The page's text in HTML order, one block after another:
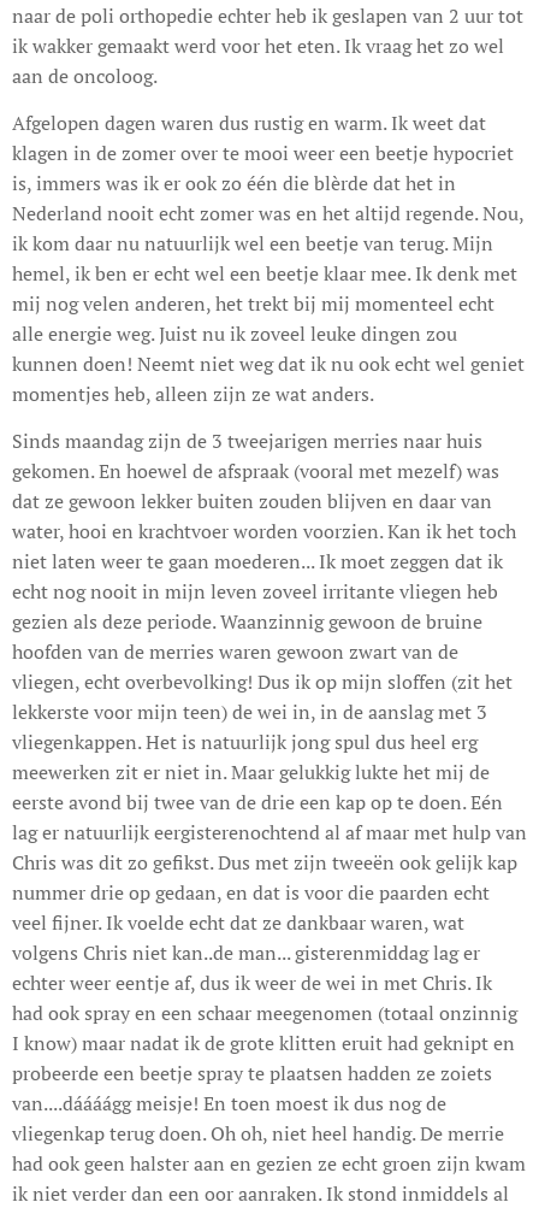
naar de poli orthopedie echter heb ik geslapen van 2 uur tot
ik wakker gemaakt werd voor het eten. Ik vraag het zo wel
aan de oncoloog.
Afgelopen dagen waren dus rustig en warm. Ik weet dat
klagen in de zomer over te mooi weer een beetje hypocriet
is, immers was ik er ook zo één die blèrde dat het in
Nederland nooit echt zomer was en het altijd regende. Nou,
ik kom daar nu natuurlijk wel een beetje van terug. Mijn
hemel, ik ben er echt wel een beetje klaar mee. Ik denk met
mij nog velen anderen, het trekt bij mij momenteel echt
alle energie weg. Juist nu ik zoveel leuke dingen zou
kunnen doen! Neemt niet weg dat ik nu ook echt wel geniet
momentjes heb, alleen zijn ze wat anders.
Sinds maandag zijn de 3 tweejarigen merries naar huis
gekomen. En hoewel de afspraak (vooral met mezelf) was
dat ze gewoon lekker buiten zouden blijven en daar van
water, hooi en krachtvoer worden voorzien. Kan ik het toch
niet laten weer te gaan moederen... Ik moet zeggen dat ik
echt nog nooit in mijn leven zoveel irritante vliegen heb
gezien als deze periode. Waanzinnig gewoon de bruine
hoofden van de merries waren gewoon zwart van de
vliegen, echt overbevolking! Dus ik op mijn sloffen (zit het
lekkerste voor mijn teen) de wei in, in de aanslag met 3
vliegenkappen. Het is natuurlijk jong spul dus heel erg
meewerken zit er niet in. Maar gelukkig lukte het mij de
eerste avond bij twee van de drie een kap op te doen. Eén
lag er natuurlijk eergisterenochtend al af maar met hulp van
Chris was dit zo gefikst. Dus met zijn tweeën ook gelijk kap
nummer drie op gedaan, en dat is voor die paarden echt
veel fijner. Ik voelde echt dat ze dankbaar waren, wat
volgens Chris niet kan..de man... gisterenmiddag lag er
echter weer eentje af, dus ik weer de wei in met Chris. Ik
had ook spray en een schaar meegenomen (totaal onzinnig
I know) maar nadat ik de grote klitten eruit had geknipt en
probeerde een beetje spray te plaatsen hadden ze zoiets
van....dáááágg meisje! En toen moest ik dus nog de
vliegenkap terug doen. Oh oh, niet heel handig. De merrie
had ook geen halster aan en gezien ze echt groen zijn kwam
ik niet verder dan een oor aanraken. Ik stond inmiddels al